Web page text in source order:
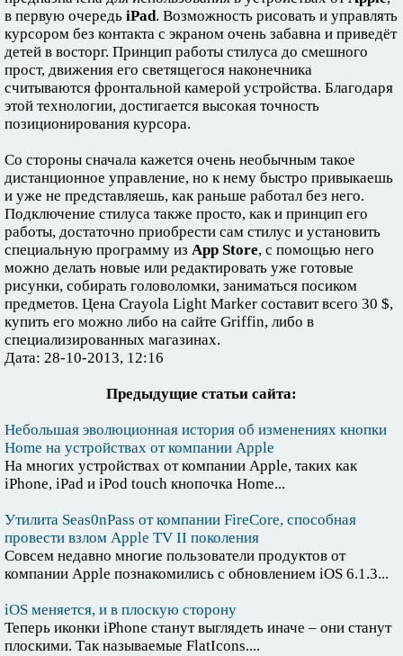
в первую очередь iPad. Возможность рисовать и управлять
курсором без контакта с экраном очень забавна и приведёт
детей в восторг. Принцип работы стилуса до смешного
прост, движения его светящегося наконечника
считываются фронтальной камерой устройства. Благодаря
этой технологии, достигается высокая точность
позиционирования курсора.
Со стороны сначала кажется очень необычным такое
дистанционное управление, но к нему быстро привыкаешь
и уже не представляешь, как раньше работал без него.
Подключение стилуса также просто, как и принцип его
работы, достаточно приобрести сам стилус и установить
специальную программу из App Store, с помощью него
можно делать новые или редактировать уже готовые
рисунки, собирать головоломки, заниматься посиком
предметов. Цена Crayola Light Marker составит всего 30 $,
купить его можно либо на сайте Griffin, либо в
специализированных магазинах.
Дата: 28-10-2013, 12:16
Предыдущие статьи сайта:
Небольшая эволюционная история об изменениях кнопки
Home на устройствах от компании Apple
На многих устройствах от компании Apple, таких как
iPhone, iPad и iPod touch кнопочка Home...
Утилита Seas0nPass от компании FireCore, способная
провести взлом Apple TV II поколения
Совсем недавно многие пользователи продуктов от
компании Apple познакомились с обновлением iOS 6.1.3...
iOS меняется, и в плоскую сторону
Теперь иконки iPhone станут выглядеть иначе – они станут
плоскими. Так называемые FlatIcons....